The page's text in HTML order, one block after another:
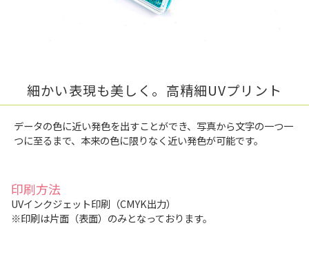
細かい表現も美しく。高精細UVプリント
データの色に近い発色を出すことができ、写真から文字の一つ一
つに至るまで、本来の色に限りなく近い発色が可能です。
印刷方法
UVインクジェット印刷（CMYK出力）
※印刷は片面（表面）のみとなっております。